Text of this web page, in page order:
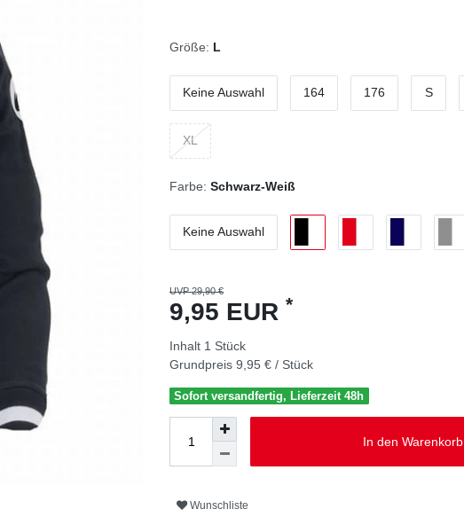
Größe: L
Keine Auswahl 164 176 S
XL
Farbe: Schwarz-Weiß
Keine Auswahl
UVP 29,90 €
9,95 EUR *
Inhalt 1 Stück
Grundpreis 9,95 € / Stück
Sofort versandfertig, Lieferzeit 48h
In den Warenkorb
Wunschliste